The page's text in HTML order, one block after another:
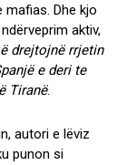
Dhe kjo
aktiv,
drejtojnë rrjetin
e deri te
Tiranë.
autori e lëviz
punon si